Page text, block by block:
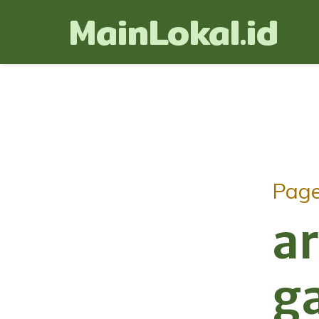
MainLokal.id